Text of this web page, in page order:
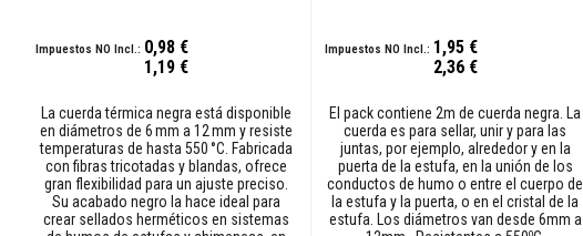
Fieltros
agujados
1,19 €
0,98 €
La cuerda térmica negra está disponible
en diámetros de 6 mm a 12 mm y resiste
temperaturas de hasta 550 °C. Fabricada
con fibras tricotadas y blandas, ofrece
gran flexibilidad para un ajuste preciso.
Su acabado negro la hace ideal para
crear sellados herméticos en sistemas
2,36 €
1,95 €
El pack contiene 2m de cuerda negra. La
cuerda es para sellar, unir y para las
juntas, por ejemplo, alrededor y en la
puerta de la estufa, en la unión de los
conductos de humo o entre el cuerpo de
la estufa y la puerta, o en el cristal de la
estufa. Los diámetros van desde 6mm a
o